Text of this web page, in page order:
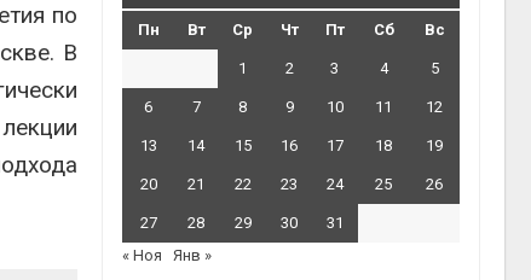
по
В
Пн Вт Ср Чт Пт Сб Вс
1 2 3 4 5
6 7 8 9 10 11 12
13 14 15 16 17 18 19
20 21 22 23 24 25 26
27 28 29 30
31
« Ноя
Янв »